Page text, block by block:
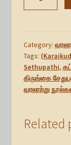
(Karaikudiyil
Bharathi,
Kirungai
Sethupathi)
quantity
Category:
Tags:
Sethupathi,
கிருங்கை
வரலாற்று
Related